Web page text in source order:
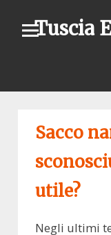
Tuscia
Sacco
utile?
Negli ultimi